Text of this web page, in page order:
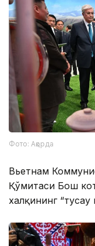
Фото: Ақорда
Вьетнам
Қўмитаси Бош
халқининг